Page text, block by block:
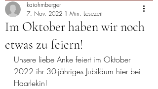
Im Oktober haben wir noch
etwas zu feiern!
kaiohrnberger
7. Nov. 2022 1 Min. Lesezeit
Unsere liebe Anke feiert im Oktober
2022 ihr 30-jähriges Jubiläum hier bei
Haarlekin!